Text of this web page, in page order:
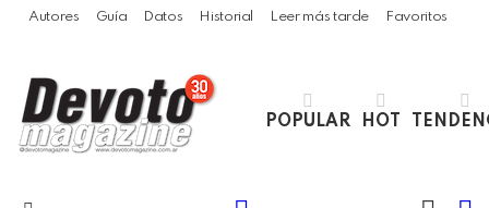
Autores Guía Datos Historial Leer más tarde Favoritos
POPULAR HOT